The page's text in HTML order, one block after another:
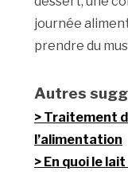
journée
prendre du
Autres
Traitement
l’alimentation
En quoi le